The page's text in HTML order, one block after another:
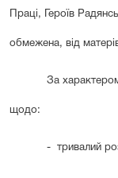
Праці, Героїв
обмежена, від
За
щодо:
-тривалий